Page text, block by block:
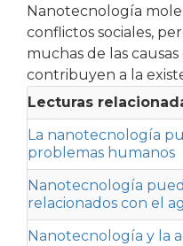
Nanotecnología
conflictos sociales,
muchas de las
contribuyen a la
Lecturas
La nanotecnología
problemas humanos
Nanotecnología
relacionados con el
Nanotecnología y la